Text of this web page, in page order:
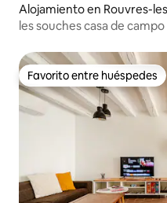
Alojamiento en Rouvres-
Favorito entre huéspedes
Favorito entre huéspedes